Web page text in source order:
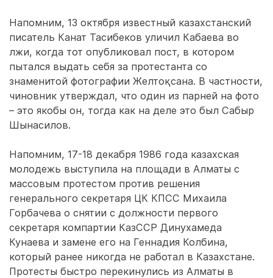
Напомним, 13 октября известный казахстанский
писатель Канат Тасибеков уличил Кабаева во
лжи, когда тот опубликовал пост, в котором
пытался выдать себя за протестанта со
знаменитой фотографии Желтоқсана. В частности,
чиновник утверждал, что один из парней на фото
– это якобы он, тогда как на деле это был Сабыр
Шынасилов.
Напомним, 17-18 декабря 1986 года казахская
молодежь выступила на площади в Алматы с
массовым протестом против решения
генерального секретаря ЦК КПСС Михаила
Горбачева о снятии с должности первого
секретаря компартии КазССР Динухамеда
Кунаева и замене его на Геннадия Колбина,
который ранее никогда не работал в Казахстане.
Протесты быстро перекинулись из Алматы в